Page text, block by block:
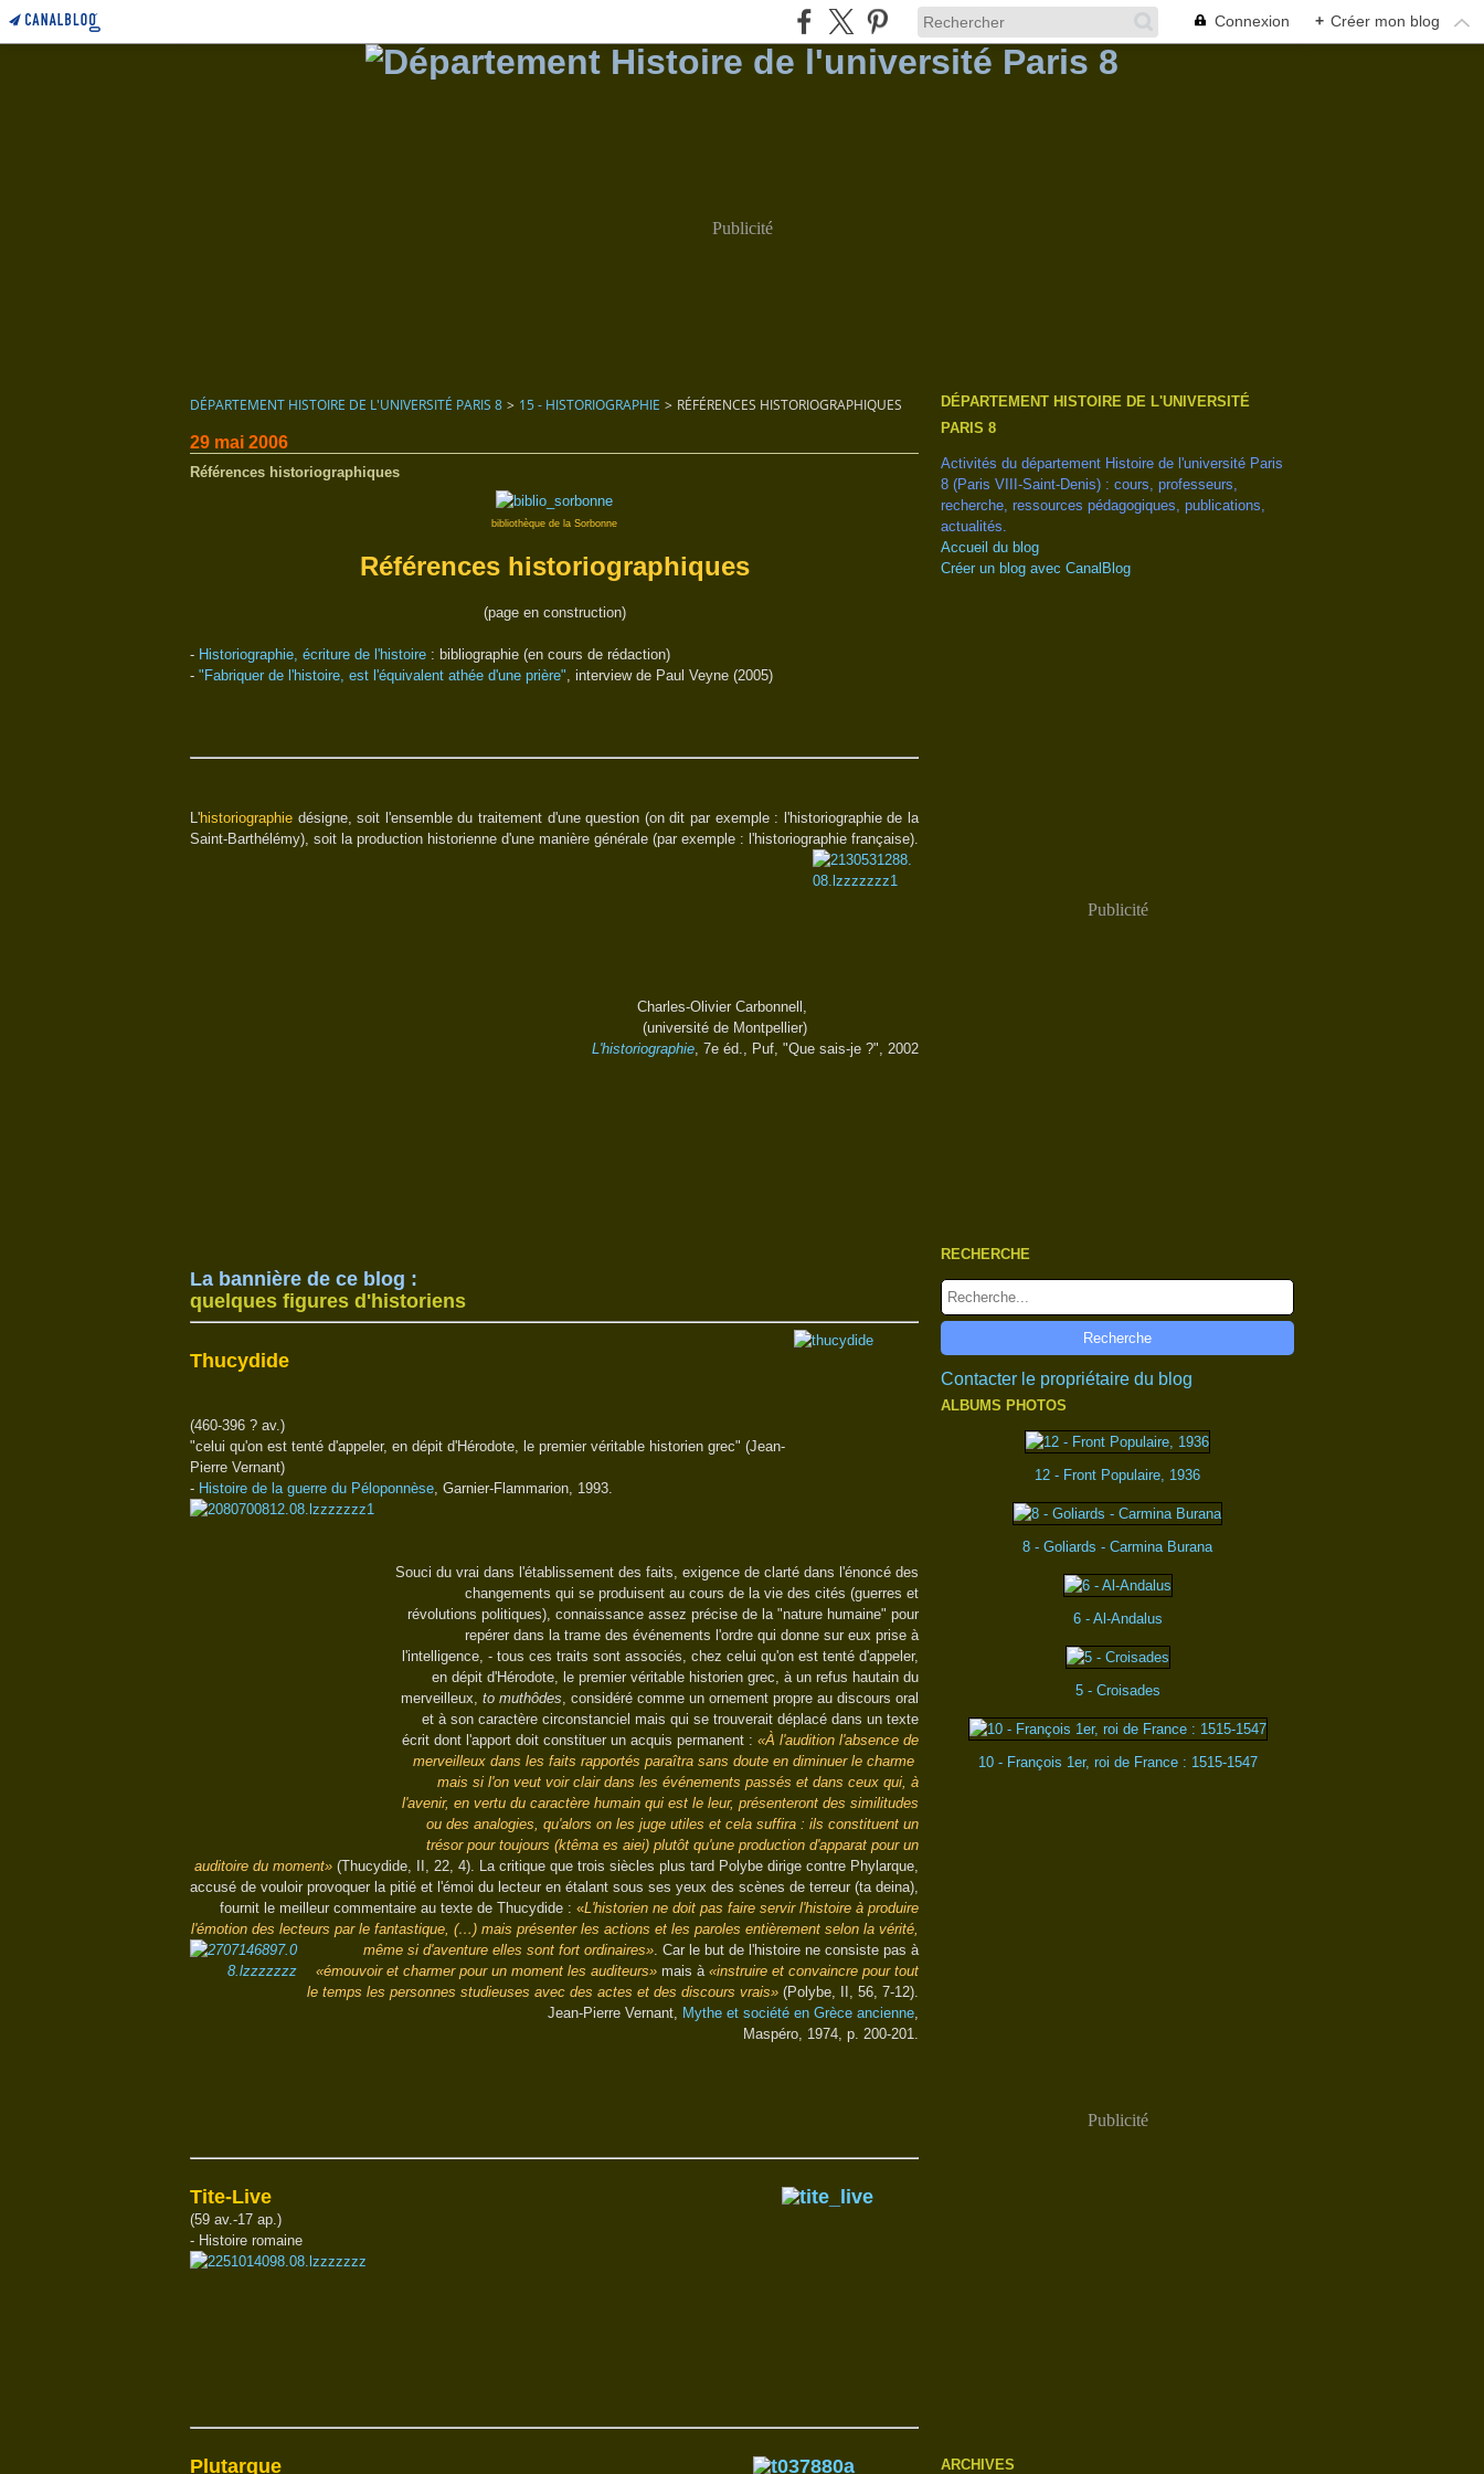
Connexion + Créer mon blog
Publicité
DÉPARTEMENT HISTOIRE DE L'UNIVERSITÉ PARIS 8 > 15 - HISTORIOGRAPHIE > RÉFÉRENCES HISTORIOGRAPHIQUES
29 mai 2006
Références historiographiques
bibliothèque de la Sorbonne
Références historiographiques
(page en construction)
- Historiographie, écriture de l'histoire : bibliographie (en cours de rédaction)
- "Fabriquer de l'histoire, est l'équivalent athée d'une prière", interview de Paul Veyne (2005)
L'historiographie désigne, soit l'ensemble du traitement d'une question (on dit par exemple : l'historiographie de la
Saint-Barthélémy), soit la production historienne d'une manière générale (par exemple : l'historiographie française).
Charles-Olivier Carbonnell,
(université de Montpellier)
L'historiographie, 7e éd., Puf, "Que sais-je ?", 2002
La bannière de ce blog :
quelques figures d'historiens
Thucydide
(460-396 ? av.)
"celui qu'on est tenté d'appeler, en dépit d'Hérodote, le premier véritable historien grec" (Jean-
Pierre Vernant)
- Histoire de la guerre du Péloponnèse, Garnier-Flammarion, 1993.
Souci du vrai dans l'établissement des faits, exigence de clarté dans l'énoncé des
changements qui se produisent au cours de la vie des cités (guerres et
révolutions politiques), connaissance assez précise de la "nature humaine" pour
repérer dans la trame des événements l'ordre qui donne sur eux prise à
l'intelligence, - tous ces traits sont associés, chez celui qu'on est tenté d'appeler,
en dépit d'Hérodote, le premier véritable historien grec, à un refus hautain du
merveilleux, to muthôdes, considéré comme un ornement propre au discours oral
et à son caractère circonstanciel mais qui se trouverait déplacé dans un texte
écrit dont l'apport doit constituer un acquis permanent : «À l'audition l'absence de
merveilleux dans les faits rapportés paraîtra sans doute en diminuer le charme
mais si l'on veut voir clair dans les événements passés et dans ceux qui, à
l'avenir, en vertu du caractère humain qui est le leur, présenteront des similitudes
ou des analogies, qu'alors on les juge utiles et cela suffira : ils constituent un
trésor pour toujours (ktêma es aiei) plutôt qu'une production d'apparat pour un
auditoire du moment» (Thucydide, II, 22, 4). La critique que trois siècles plus tard Polybe dirige contre Phylarque,
accusé de vouloir provoquer la pitié et l'émoi du lecteur en étalant sous ses yeux des scènes de terreur (ta deina),
fournit le meilleur commentaire au texte de Thucydide : «L'historien ne doit pas faire servir l'histoire à produire
l'émotion des lecteurs par le fantastique, (…) mais présenter les actions et les paroles entièrement selon la vérité,
même si d'aventure elles sont fort ordinaires». Car le but de l'histoire ne consiste pas à
«émouvoir et charmer pour un moment les auditeurs» mais à «instruire et convaincre pour tout
le temps les personnes studieuses avec des actes et des discours vrais» (Polybe, II, 56, 7-12).
Jean-Pierre Vernant, Mythe et société en Grèce ancienne,
Maspéro, 1974, p. 200-201.
Tite-Live
(59 av.-17 ap.)
- Histoire romaine
Plutarque
DÉPARTEMENT HISTOIRE DE L'UNIVERSITÉ
PARIS 8
Activités du département Histoire de l'université Paris
8 (Paris VIII-Saint-Denis) : cours, professeurs,
recherche, ressources pédagogiques, publications,
actualités.
Accueil du blog
Créer un blog avec CanalBlog
Publicité
RECHERCHE
Contacter le propriétaire du blog
ALBUMS PHOTOS
12 - Front Populaire, 1936
8 - Goliards - Carmina Burana
6 - Al-Andalus
5 - Croisades
10 - François 1er, roi de France : 1515-1547
Publicité
ARCHIVES